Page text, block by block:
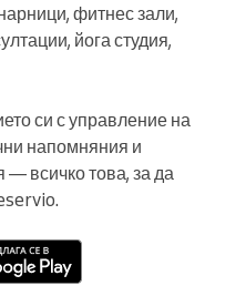
фитнес зали,
йога студия,
си с управление на
напомняния и
всичко това, за да